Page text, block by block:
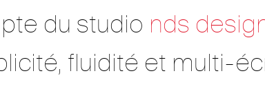
du studio nds
fluidité et multi-